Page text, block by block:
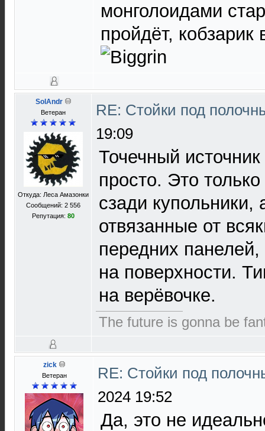
монголоидами
пройдёт, кобзарик
SolAndr
Ветеран
Откуда: Леса Амазонки
Сообщений: 2 556
Репутация: 80
RE: Стойки под
19:09
Точечный
просто. Это
сзади купольники,
отвязанные от
передних
на поверхности.
на верёвочке.
The future is gonna be
zick
Ветеран
RE: Стойки под
2024 19:52
Да, это не